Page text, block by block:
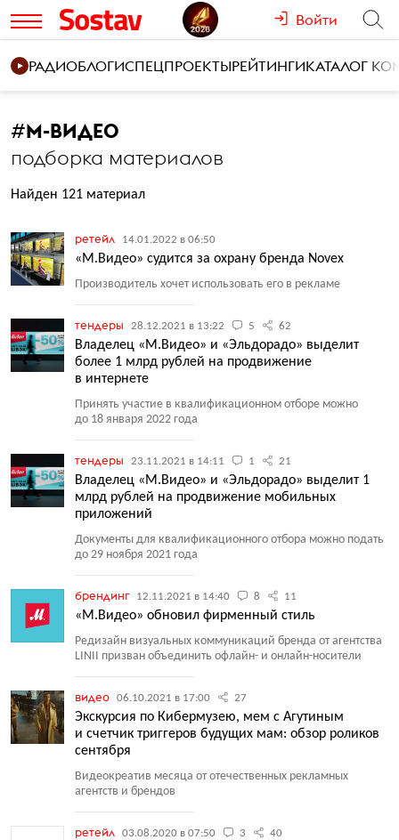
Войти
РАДИОБЛОГИСПЕЦПРОЕКТЫРЕЙТИНГИКАТАЛОГ
#М-ВИДЕО
подборка материалов
Найден 121 материал
ретейл 14.01.2022 в 06:50
«М.Видео» судится за охрану бренда Novex
Производитель хочет использовать его в рекламе
тендеры 28.12.2021 в 13:22 5 62
Владелец «М.Видео» и «Эльдорадо» выделит
более 1 млрд рублей на продвижение
в интернете
Принять участие в квалификационном отборе можно
до 18 января 2022 года
тендеры 23.11.2021 в 14:11 1 21
Владелец «М.Видео» и «Эльдорадо» выделит 1
млрд рублей на продвижение мобильных
приложений
Документы для квалификационного отбора можно подать
до 29 ноября 2021 года
брендинг 12.11.2021 в 14:40 8 11
«М.Видео» обновил фирменный стиль
Редизайн визуальных коммуникаций бренда от агентства
LINII призван объединить офлайн- и онлайн-носители
видео 06.10.2021 в 17:00 27
Экскурсия по Кибермузею, мем с Агутиным
и счетчик триггеров будущих мам: обзор роликов
сентября
Видеокреатив месяца от отечественных рекламных
агентств и брендов
ретейл 03.08.2020 в 07:50 3 40